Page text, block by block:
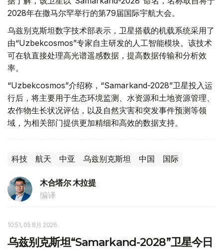
2028年在撒马尔罕举行的第79届国际宇航大会。
乌兹别克斯坦数字技术部表示，卫星搭载的机载系统采用了
由“Uzbekcosmos”专家自主研发的人工智能模块。该技术
可在轨直接处理高光谱遥感数据，提高数据传输和分析效
率。
“Uzbekcosmos”介绍称，“Samarkand-2028”卫星投入运
行后，将主要用于生态环境监测、水资源和土地资源管理、
农作物生长状况评估，以及自然灾害和突发事件预测等领
域，为相关部门提供更加精细和高效的数据支持。
科技 航天 中亚 乌兹别克斯坦 中国 国际
木合塔尔 木拉提
编译
10:51, 05 8月 2026
乌兹别克斯坦“Samarkand-2028”卫星今日